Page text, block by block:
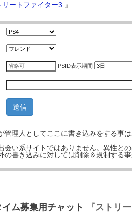
リートファイター3 』
PSID表示期間
管理人としてここに書き込みをする事
会い系サイトではありません。異性と
の書き込みに対しては削除＆規制する事
ム募集用チャット 『ストリ